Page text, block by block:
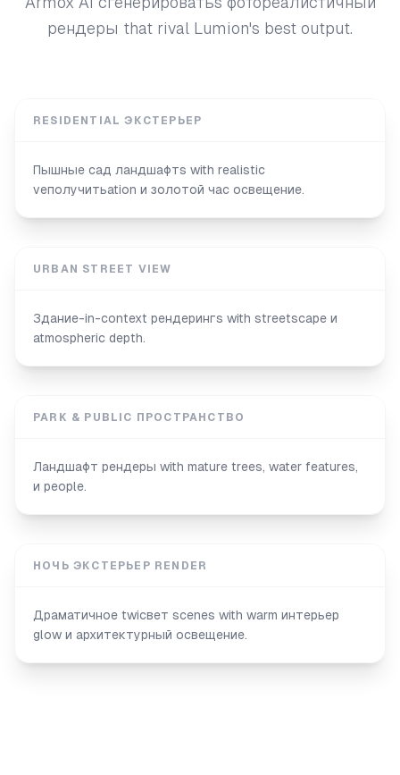
рендеры that rival Lumion's best output.
RESIDENTIAL ЭКСТЕРЬЕР
Пышные сад ландшафтs with realistic
veполучитьation и золотой час освещение.
URBAN STREET VIEW
Здание-in-context рендерингs with streetscape и
atmospheric depth.
PARK & PUBLIC ПРОСТРАНСТВО
Ландшафт рендеры with mature trees, water features,
и people.
НОЧЬ ЭКСТЕРЬЕР RENDER
Драматичное twiсвет scenes with warm интерьер
glow и архитектурный освещение.